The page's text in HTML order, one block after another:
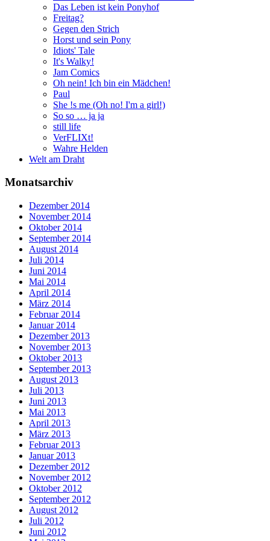
Das Leben ist kein Ponyhof
Freitag?
Gegen den Strich
Horst und sein Pony
Idiots' Tale
It's Walky!
Jam Comics
Oh nein! Ich bin ein Mädchen!
Paul
She !s me (Oh no! I'm a girl!)
So so … ja ja
still life
VerFLIXt!
Wahre Helden
Welt am Draht
Monatsarchiv
Dezember 2014
November 2014
Oktober 2014
September 2014
August 2014
Juli 2014
Juni 2014
Mai 2014
April 2014
März 2014
Februar 2014
Januar 2014
Dezember 2013
November 2013
Oktober 2013
September 2013
August 2013
Juli 2013
Juni 2013
Mai 2013
April 2013
März 2013
Februar 2013
Januar 2013
Dezember 2012
November 2012
Oktober 2012
September 2012
August 2012
Juli 2012
Juni 2012